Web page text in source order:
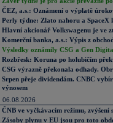
ČEZ, a.s.: Oznámení o výplatě
Perly týdne: Zlato nahoru a SpaceX
Hlavní akcionář Volkswagenu je ve
Komerční banka, a.s.: Výpis z
Výsledky oznámily CSG a Gen
Rozbřesk: Koruna po holubičím
CSG výrazně překonala odhady.
Srpen přeje dividendám. CNBC
výnosem
06.08.2026
ČNB ve vyčkávacím režimu, zvýšení
Zásoby plynu v EU jsou pro toto